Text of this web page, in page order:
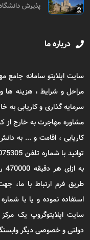
پذیرش
درباره ما
سایت اپلایتو سامانه
مراحل و شرایط ، هزینه ها
سرمایه گذاری و کاریابی به
مشاوره مهاجرت به خارج از
کاریابی ، اقامت و ... به
طریق فرم ارتباط با ما،
سایت اپلایتوگروپ یک
دولتی و خصوصی دیگر